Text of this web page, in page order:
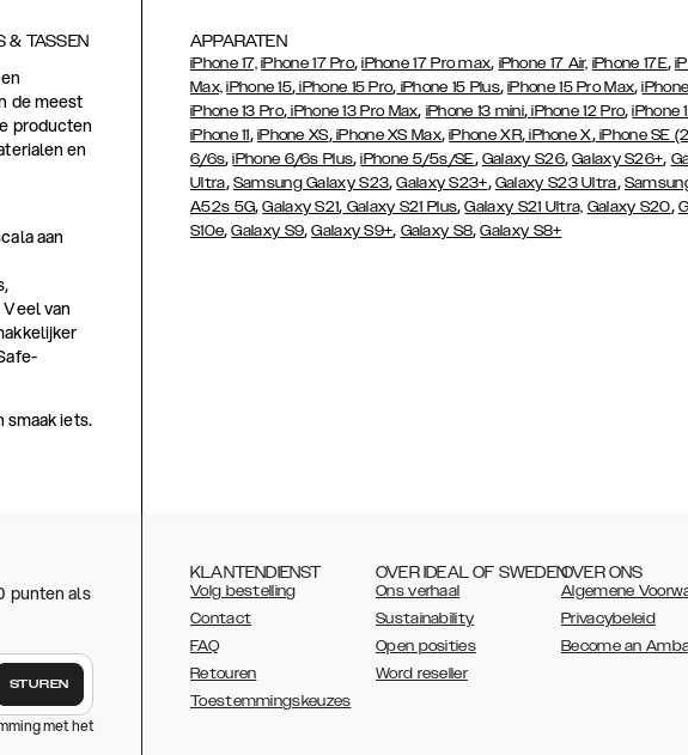
& TASSEN
de meest
producten
en
aan
van
smaak iets.
APPARATEN
iPhone 17, iPhone 17 Pro,iPhone 17 Pro max, iPhone 17 Air, iPhone 17E,
Max, iPhone 15, iPhone 15 Pro, iPhone 15 Plus,iPhone 15 Pro Max,
iPhone 13 Pro, iPhone 13 Pro Max, iPhone 13 mini,iPhone 12 Pro,iPhone
iPhone 11, iPhone XS,iPhone XS Max,iPhone XR,iPhone X,iPhone SE
6/6s,iPhone 6/6s Plus,iPhone 5/5s/SE, Galaxy S26,Galaxy S26+,
Ultra, Samsung Galaxy S23,Galaxy S23+, Galaxy S23 Ultra,
A52s 5G,Galaxy S21, Galaxy S21 Plus,Galaxy S21 Ultra, Galaxy S20,
S10e,Galaxy S9,Galaxy S9+, Galaxy S8,Galaxy S8+
punten als
STUREN
met het
KLANTENDIENST
Volg bestelling
Contact
FAQ
Retouren
Toestemmingskeuzes
OVER IDEAL OF SWEDEN
Ons verhaal
Sustainability
Open posities
Word reseller
OVER ONS
Algemene
Privacybeleid
Become an
AUSTRALIA